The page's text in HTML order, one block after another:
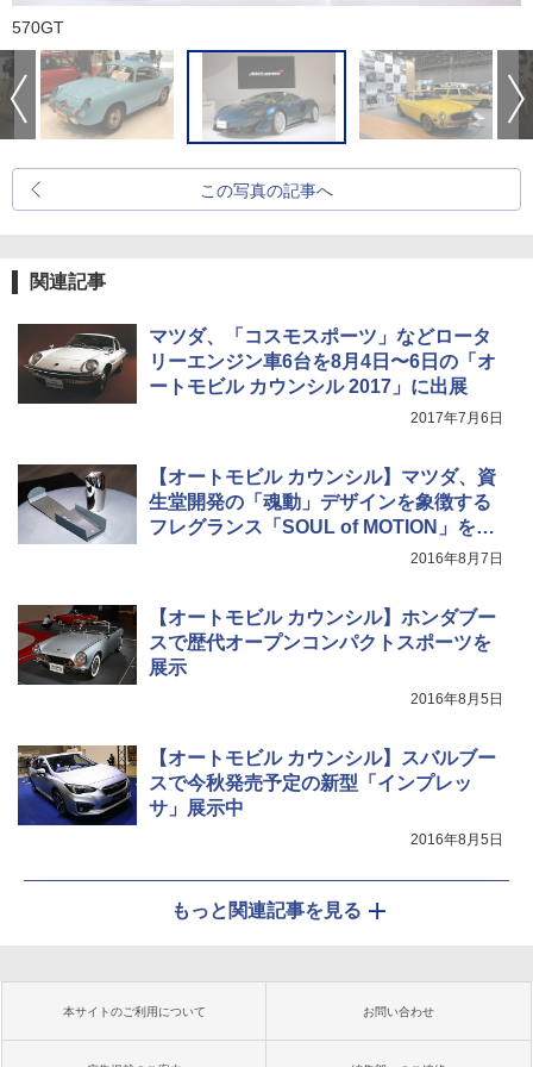
570GT
この写真の記事へ
関連記事
マツダ、「コスモスポーツ」などロータ
リーエンジン車6台を8月4日〜6日の「オ
ートモビル カウンシル 2017」に出展
2017年7月6日
【オートモビル カウンシル】マツダ、資
生堂開発の「魂動」デザインを象徴する
フレグランス「SOUL of MOTION」を初
2016年8月7日
【オートモビル カウンシル】ホンダブー
スで歴代オープンコンパクトスポーツを
展示
2016年8月5日
【オートモビル カウンシル】スバルブー
スで今秋発売予定の新型「インプレッ
サ」展示中
2016年8月5日
もっと関連記事を見る
本サイトのご利用について お問い合わせ